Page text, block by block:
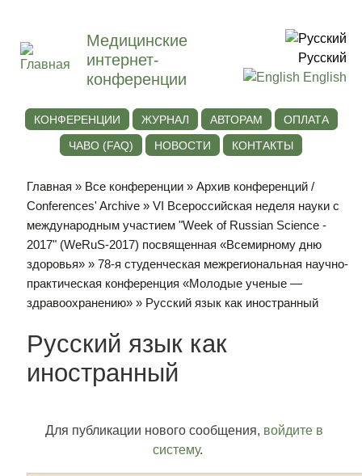
Медицинские
интернет-
конференции
Русский
English
КОНФЕРЕНЦИИ ЖУРНАЛ АВТОРАМ
ОПЛАТА
ЧАВО (FAQ)
НОВОСТИ КОНТАКТЫ
Главная » Все конференции »Архив конференций /
Conferences' Archive »VI Всероссийская неделя науки с
международным участием "Week of Russian Science -
2017" (WeRuS-2017) посвященная «Всемирному дню
здоровья» »78-я студенческая межрегиональная научно-
практическая конференция «Молодые ученые —
здравоохранению» » Русский язык как иностранный
Русский язык как
иностранный
Для публикации нового сообщения, войдите в
систему.